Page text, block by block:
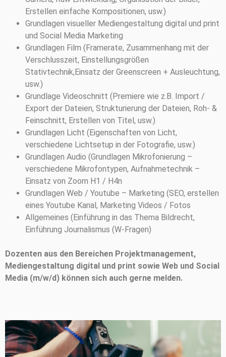
Erstellen einfache Kompositionen, usw.)
Grundlagen visueller Mediengestaltung digital und print
und Social Media Marketing
Grundlagen Film (Framerate, Zusammenhang mit der
Verschlusszeit, Einstellungsgrößen
Stativtechnik,Einsatz der Greenscreen + Ausleuchtung,
usw.)
Grundlage Videoschnitt (Premiere wie z.B. Import /
Export der Dateien, Strukturierung der Dateien, Roh- &
Feinschnitt, Erstellen von Titel, usw.)
Grundlagen Licht (Eigenschaften von Licht,
verschiedene Lichtsetup in der Fotografie, usw.)
Grundlagen Audio (Grundlagen Mikrofonierung –
verschiedene Mikrofontypen, Aufnahmetechnik –
Einsatz von Zoom H1 / H4n
Grundlagen Web / Youtube – Marketing (SEO, erstellen
eines Youtube Kanal, Marketing Videos / Fotos
Allgemeines (Einführung in das Thema Bildrecht,
Einführung Journalismus (W-Fragen)
Dozenten aus den Bereichen Projektmanagement,
Mediengestaltung digital und print sowie Web und Social
Media (m/w/d) können sich auch gerne melden.